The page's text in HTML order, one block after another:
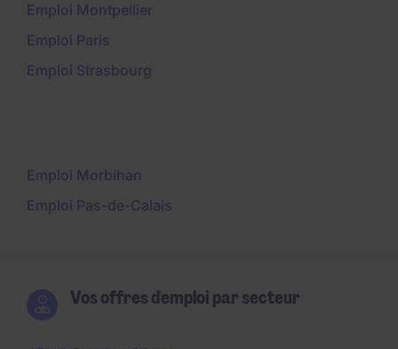
Emploi Montpellier
Emploi Paris
Emploi Strasbourg
Emploi Morbihan
Emploi Pas-de-Calais
Vos offres d'emploi par secteur